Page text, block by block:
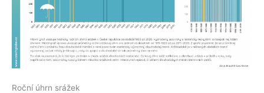
Roční úhrn srážek